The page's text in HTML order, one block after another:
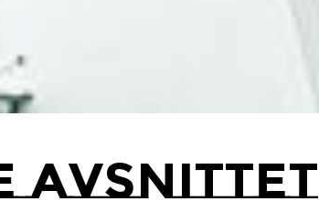
avsnittet